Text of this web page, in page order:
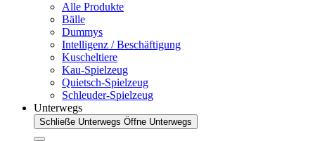
Alle Produkte
Bälle
Dummys
Intelligenz / Beschäftigung
Kuscheltiere
Kau-Spielzeug
Quietsch-Spielzeug
Schleuder-Spielzeug
Unterwegs
Schließe Unterwegs Öffne Unterwegs